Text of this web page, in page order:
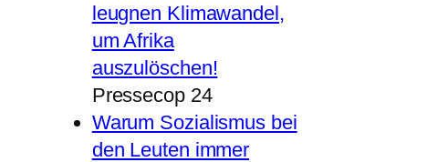
leugnen Klimawandel,
um Afrika
auszulöschen!
Pressecop 24
Warum Sozialismus bei
den Leuten immer